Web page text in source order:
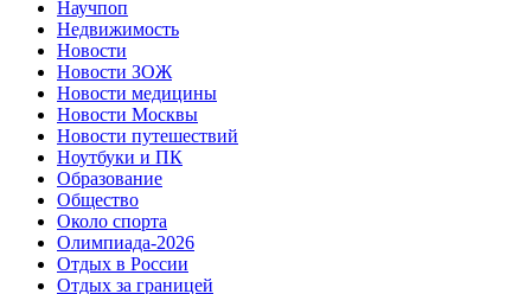
Научпоп
Недвижимость
Новости
Новости ЗОЖ
Новости медицины
Новости Москвы
Новости путешествий
Ноутбуки и ПК
Образование
Общество
Около спорта
Олимпиада-2026
Отдых в России
Отдых за границей